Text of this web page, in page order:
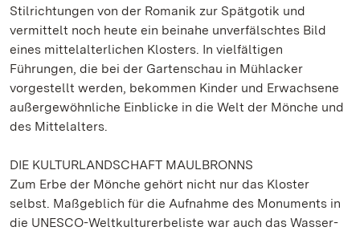
Stilrichtungen von der Romanik zur Spätgotik und
vermittelt noch heute ein beinahe unverfälschtes Bild
eines mittelalterlichen Klosters. In vielfältigen
Führungen, die bei der Gartenschau in Mühlacker
vorgestellt werden, bekommen Kinder und Erwachsene
außergewöhnliche Einblicke in die Welt der Mönche und
des Mittelalters.
DIE KULTURLANDSCHAFT MAULBRONNS
Zum Erbe der Mönche gehört nicht nur das Kloster
selbst. Maßgeblich für die Aufnahme des Monuments in
die UNESCO-Weltkulturerbeliste war auch das Wasser-